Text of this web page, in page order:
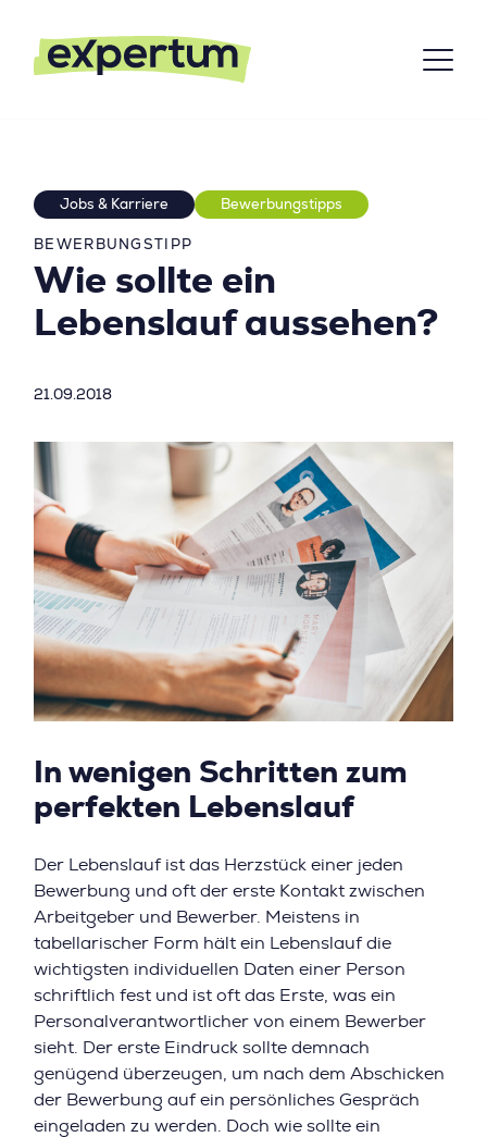
Jobs & Karriere Bewerbungstipps
BEWERBUNGSTIPP
Wie sollte ein
Lebenslauf aussehen?
21.09.2018
In wenigen Schritten zum
perfekten Lebenslauf
Der Lebenslauf ist das Herzstück einer jeden
Bewerbung und oft der erste Kontakt zwischen
Arbeitgeber und Bewerber. Meistens in
tabellarischer Form hält ein Lebenslauf die
wichtigsten individuellen Daten einer Person
schriftlich fest und ist oft das Erste, was ein
Personalverantwortlicher von einem Bewerber
sieht. Der erste Eindruck sollte demnach
genügend überzeugen, um nach dem Abschicken
der Bewerbung auf ein persönliches Gespräch
eingeladen zu werden. Doch wie sollte ein